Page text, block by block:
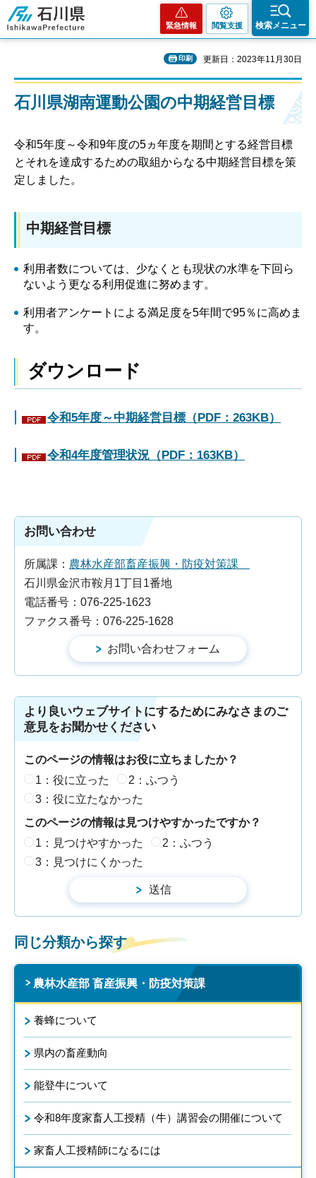
石川県
緊急情報 閲覧支援 検索メニュー
印刷 更新日：2023年11月30日
石川県湖南運動公園の中期経営目標
令和5年度～令和9年度の5ヵ年度を期間とする経営目標
とそれを達成するための取組からなる中期経営目標を策
定しました。
中期経営目標
利用者数については、少なくとも現状の水準を下回ら
ないよう更なる利用促進に努めます。
利用者アンケートによる満足度を5年間で95％に高めま
す。
ダウンロード
令和5年度～中期経営目標（PDF：263KB）
令和4年度管理状況（PDF：163KB）
お問い合わせ
所属課： 農林水産部畜産振興・防疫対策課
石川県金沢市鞍月1丁目1番地
電話番号：076-225-1623
ファクス番号：076-225-1628
より良いウェブサイトにするためにみなさまのご
意見をお聞かせください
このページの情報はお役に立ちましたか？
1：役に立った
2：ふつう
3：役に立たなかった
このページの情報は見つけやすかったですか？
1：見つけやすかった
2：ふつう
3：見つけにくかった
同じ分類から探す
農林水産部 畜産振興・防疫対策課
養蜂について
県内の畜産動向
能登牛について
令和8年度家畜人工授精（牛）講習会の開催について
家畜人工授精師になるには